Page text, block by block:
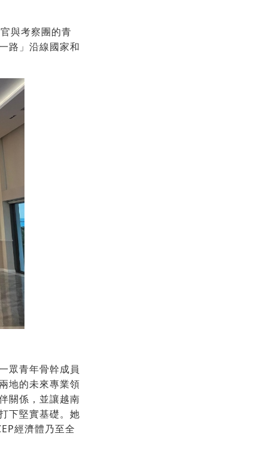
與考察團的青
路」沿線國家和
眾青年骨幹成員
地的未來專業領
關係，並讓越南
下堅實基礎。她
經濟體乃至全